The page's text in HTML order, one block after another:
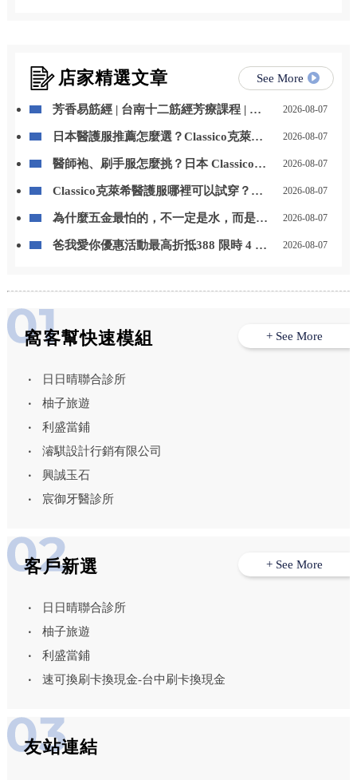
店家精選文章 See More
芳香易筋經 | 台南十二筋經芳療課程 | 台
2026-08-07
日本醫護服推薦怎麼選？Classico克萊希
2026-08-07
醫師袍、刷手服怎麼挑？日本 Classico克
2026-08-07
Classico克萊希醫護服哪裡可以試穿？
2026-08-07
為什麼五金最怕的，不一定是水，而是
中室內鍍膜｜台中地板鍍膜｜台中家具鍍
2026-08-07
爸我愛你優惠活動最高折抵388 限時 4 天
2026-08-07
窩客幫快速模組
日日晴聯合診所
柚子旅遊
利盛當鋪
濬騏設計行銷有限公司
興誠玉石
宸御牙醫診所
+ See More
客戶新選
日日晴聯合診所
柚子旅遊
利盛當鋪
速可換刷卡換現金-台中刷卡換現金
+ See More
友站連結